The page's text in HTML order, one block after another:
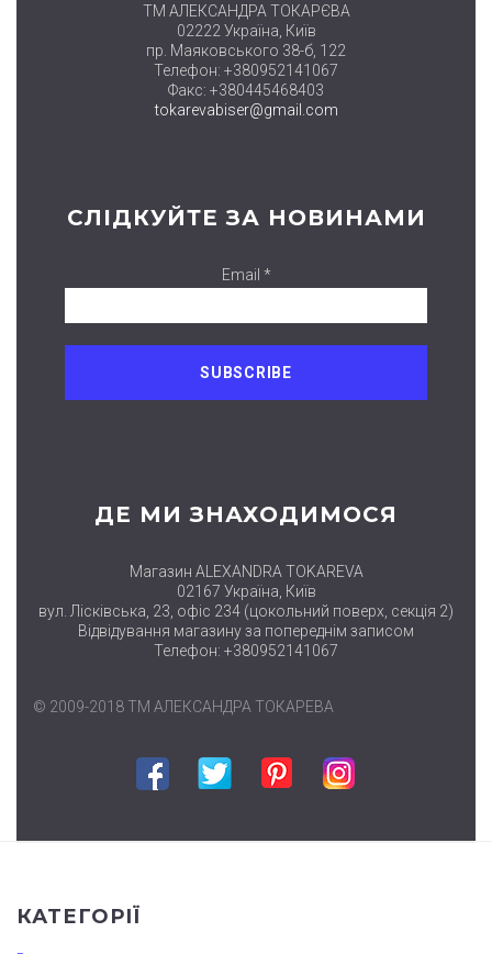
ТМ АЛЕКСАНДРА ТОКАРЄВА
02222 Україна, Київ
пр. Маяковського 38-б, 122
Телефон: +380952141067
Факс: +380445468403
tokarevabiser@gmail.com
СЛІДКУЙТЕ ЗА НОВИНАМИ
Email *
ДЕ МИ ЗНАХОДИМОСЯ
Магазин ALEXANDRA TOKAREVA
02167 Україна, Київ
вул. Лісківська, 23, офіс 234 (цокольний поверх, секція 2)
Відвідування магазину за попереднім записом
Телефон: +380952141067
© 2009-2018 ТМ АЛЕКСАНДРА ТОКАРЕВА
Facebook Twitter Pinterest Instagram
КАТЕГОРІЇ